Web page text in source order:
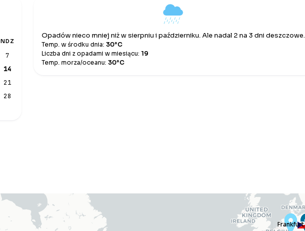
NDZ
7
14
21
28
Opadów nieco mniej niż w sierpniu i październiku. Ale nadal 2 na 3 dni deszczowe.
Temp. w środku dnia: 30°C
Liczba dni z opadami w miesiącu: 19
Temp. morza/oceanu: 30°C
Frankfurt
Frankfurt